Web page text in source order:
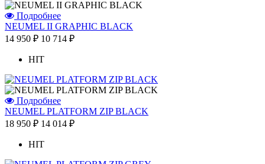
Подробнее
NEUMEL II GRAPHIC BLACK
14 950 ₽ 10 714 ₽
HIT
Подробнее
NEUMEL PLATFORM ZIP BLACK
18 950 ₽ 14 014 ₽
HIT